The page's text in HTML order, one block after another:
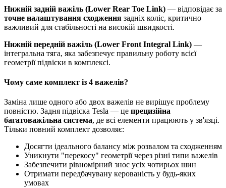
Нижній задній важіль (Lower Rear Toe Link) — відповідає за
точне налаштування сходження задніх коліс, критично
важливий для стабільності на високій швидкості.
Нижній передній важіль (Lower Front Integral Link) —
інтегральна тяга, яка забезпечує правильну роботу всієї
геометрії підвіски в комплексі.
Чому саме комплект із 4 важелів?
Заміна лише одного або двох важелів не вирішує проблему
повністю. Задня підвіска Tesla — це прецизійна
багатоважільна система, де всі елементи працюють у зв'язці.
Тільки повний комплект дозволяє:
Досягти ідеального балансу між розвалом та сходженням
Уникнути "перекосу" геометрії через різні типи важелів
Забезпечити рівномірний знос усіх чотирьох шин
Отримати передбачувану керованість у будь-яких
умовах